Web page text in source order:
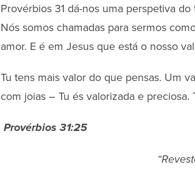
Provérbios 31 dá-nos uma perspetiva
Nós somos chamadas para sermos
amor. E é em Jesus que está o nosso
Tu tens mais valor do que pensas. Um
com joias – Tu és valorizada e preciosa.
Provérbios 31:25